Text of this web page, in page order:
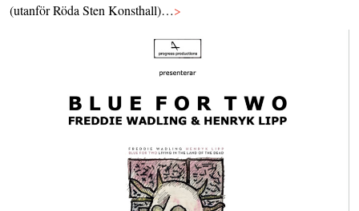
(utanför Röda Sten Konsthall)…>